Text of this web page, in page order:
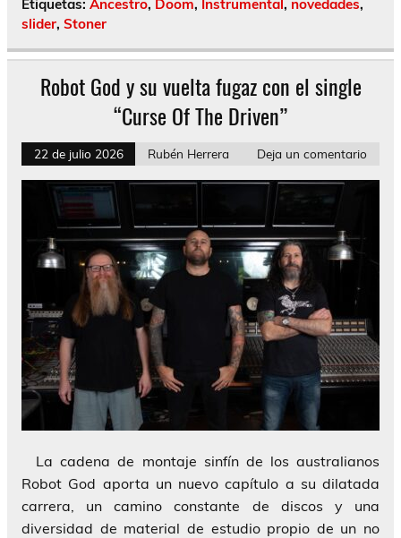
Etiquetas: Ancestro, Doom, Instrumental , novedades,
slider, Stoner
Robot God y su vuelta fugaz con el single
“Curse Of The Driven”
22 de julio 2026 Rubén Herrera Deja un comentario
La cadena de montaje sinfín de los australianos
Robot God aporta un nuevo capítulo a su dilatada
carrera, un camino constante de discos y una
diversidad de material de estudio propio de un no